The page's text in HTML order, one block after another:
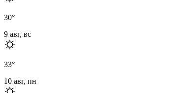
30°
9 авг, вс
33°
10 авг, пн